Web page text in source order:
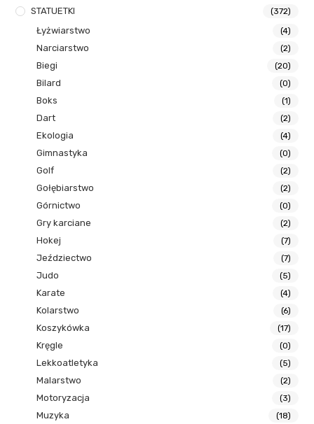
STATUETKI (372)
Łyżwiarstwo (4)
Narciarstwo (2)
Biegi (20)
Bilard (0)
Boks (1)
Dart (2)
Ekologia (4)
Gimnastyka (0)
Golf (2)
Gołębiarstwo (2)
Górnictwo (0)
Gry karciane (2)
Hokej (7)
Jeździectwo (7)
Judo (5)
Karate (4)
Kolarstwo (6)
Koszykówka (17)
Kręgle (0)
Lekkoatletyka (5)
Malarstwo (2)
Motoryzacja (3)
Muzyka (18)